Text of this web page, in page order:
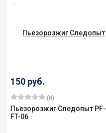
150 руб.
(0)
Пьезорозжиг Следопыт PF-
FT-06